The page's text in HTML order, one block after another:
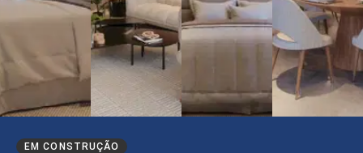
EM CONSTRUÇÃO